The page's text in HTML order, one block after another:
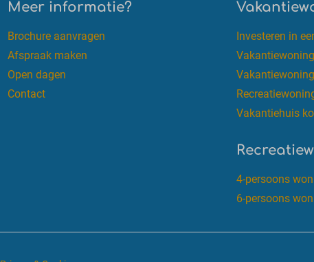
Meer informatie?
Brochure aanvragen
Afspraak maken
Open dagen
Contact
Investeren in
Vakantiehuis
4-persoons
6-persoons